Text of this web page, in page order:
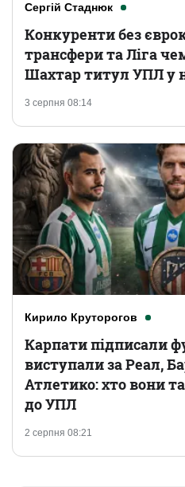
Сергій Стаднюк
3 серпня 08:14
Конкуренти без
трансфери та Ліга
Шахтар титул УПЛ у
Кирило Круторогов
2 серпня 08:21
Карпати підписали
виступали за Реал,
Атлетико: хто вони
до УПЛ